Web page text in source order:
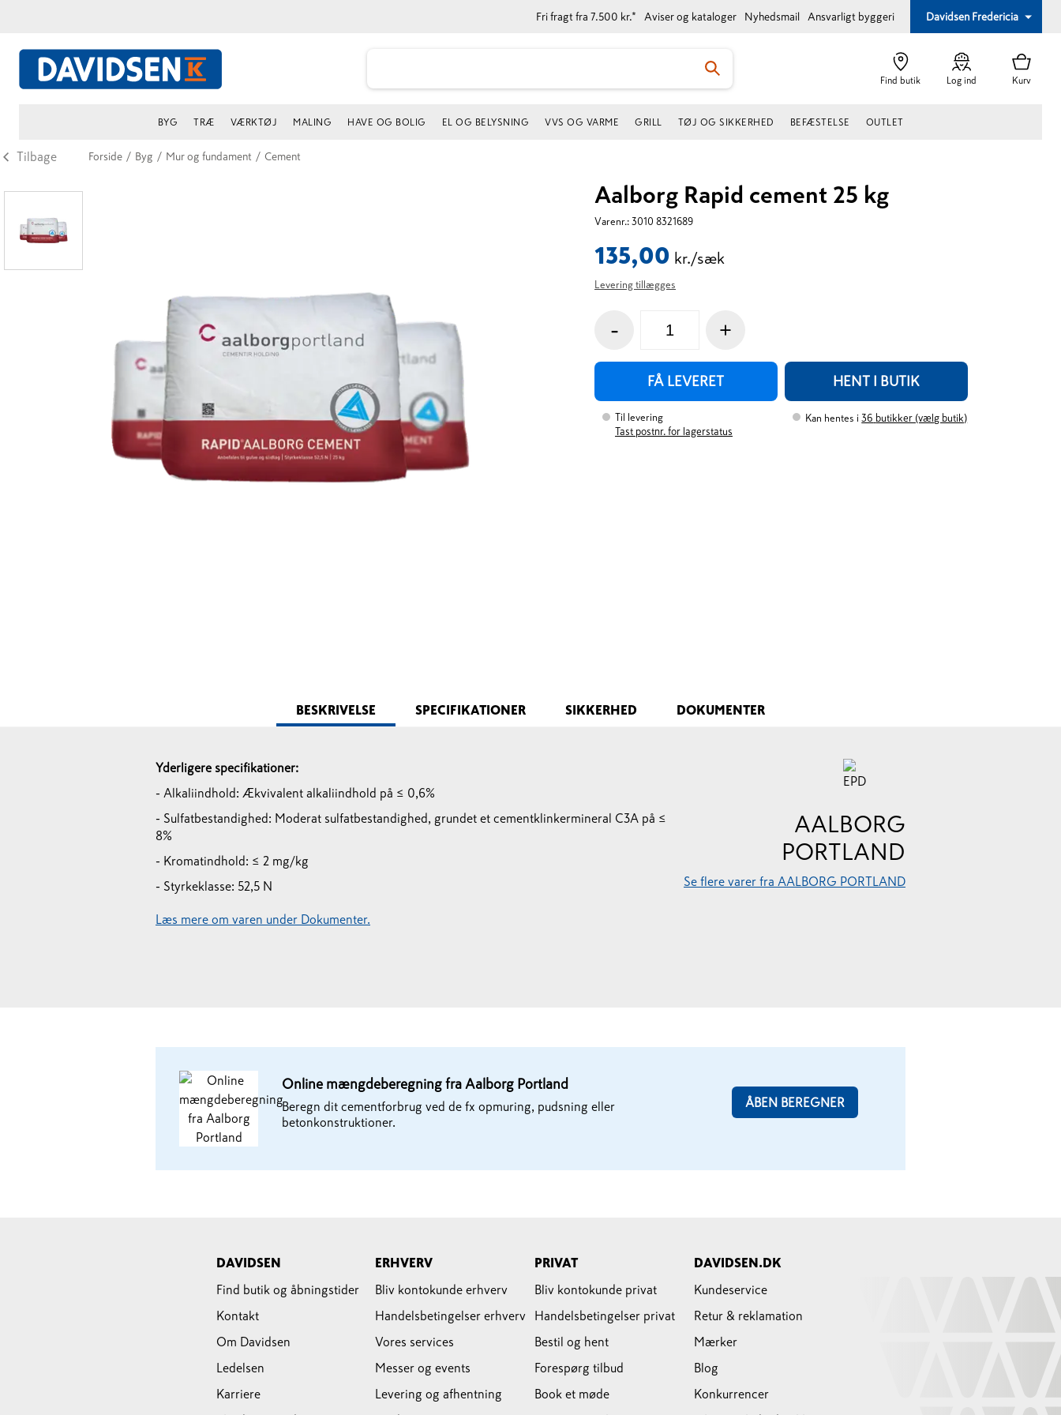
Fri fragt fra 7.500 kr.* Aviser og kataloger Nyhedsmail Ansvarligt byggeri Davidsen Fredericia
Find butik Log ind Kurv
BYG TRÆ VÆRKTØJ MALING HAVE OG BOLIG EL OG BELYSNING VVS OG VARME GRILL TØJ OG SIKKERHED BEFÆSTELSE OUTLET
Tilbage Forside / Byg / Mur og fundament / Cement
Aalborg Rapid cement 25 kg
Varenr.: 3010 8321689
135,00 kr./sæk
Levering tillægges
- +
FÅ LEVERET HENT I BUTIK
Til levering
Tast postnr. for lagerstatus
Kan hentes i 36 butikker (vælg butik)
BESKRIVELSE SPECIFIKATIONER SIKKERHED DOKUMENTER
Yderligere specifikationer:
- Alkaliindhold: Ækvivalent alkaliindhold på ≤ 0,6%
- Sulfatbestandighed: Moderat sulfatbestandighed, grundet et cementklinkermineral C3A på ≤
8%
- Kromatindhold: ≤ 2 mg/kg
- Styrkeklasse: 52,5 N
Læs mere om varen under Dokumenter.
AALBORG
PORTLAND
Se flere varer fra AALBORG PORTLAND
Online mængdeberegning fra Aalborg Portland
Beregn dit cementforbrug ved de fx opmuring, pudsning eller
betonkonstruktioner.
ÅBEN BEREGNER
DAVIDSEN
Find butik og åbningstider
Kontakt
Om Davidsen
Ledelsen
Karriere
ERHVERV
Bliv kontokunde erhverv
Handelsbetingelser erhverv
Vores services
Messer og events
Levering og afhentning
PRIVAT
Bliv kontokunde privat
Handelsbetingelser privat
Bestil og hent
Forespørg tilbud
Book et møde
DAVIDSEN.DK
Kundeservice
Retur & reklamation
Mærker
Blog
Konkurrencer